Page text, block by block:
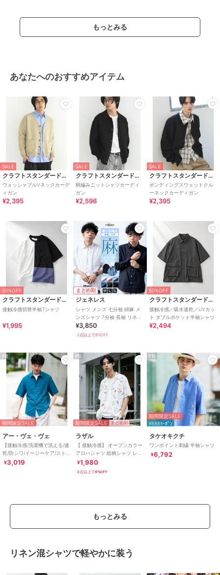
もっとみる
あなたへのおすすめアイテム
SALE
クラフトスタンダードブティック
ウォッシャブルVネックカーデ
ィガン
¥2,395
SALE
クラフトスタンダードブティック
柄編みニットシャツカーディ
ガン
¥2,596
SALE
クラフトスタンダードブティック
ボンディングスウェットクル
ーネックカーディガン
¥2,395
50%OFF
クラフトスタンダードブティック
接触冷感切替半袖Tシャツ
¥1,995
まとめ割
ジェネレス
シャツ メンズ 七分袖 綿麻 メ
ンズシャツ 7分袖 長袖 リネン
涼しい 7分袖シャツ 夏 カーキ
¥3,850
2点以上で8%OFF
50%OFF
クラフトスタンダードブティック
接触冷感／吸水速乾／UVカッ
ト ダブルポケット半袖シャツ
¥2,494
PR
期間限定SALE
アー・ヴェ・ヴェ
【接触冷感/洗濯機で洗える/速
乾/防シワ/イージーケア/ストレ
ッチ】ポリエステルアサハン
¥3,019
PR
期間限定SALE まとめ割
ラザル
【 接触冷感】 オープンカラー
アロハシャツ 総柄シャツ レデ
ィース メンズ
¥1,980
2点以上で8%OFF
PR
期間限定SALE
¥888ｸｰﾎﾟﾝ
タケオキクチ
ワンポイント刺繍 半袖シャツ
¥6,792
もっとみる
リネン混シャツで軽やかに装う